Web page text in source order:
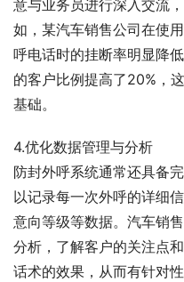
意与业务员进行深入交流
如，某汽车销售公司在使
呼电话时的挂断率明显降
的客户比例提高了20%，
基础。
4.优化数据管理与分析
防封外呼系统通常还具备
以记录每一次外呼的详细
意向等级等数据。汽车销
分析，了解客户的关注点
话术的效果，从而有针对